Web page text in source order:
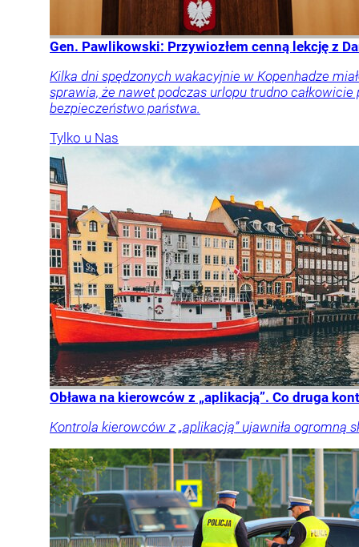
Gen. Pawlikowski: Przywiozłem cenną lekcję z
Kilka dni spędzonych wakacyjnie w Kopenhadze
sprawia, że nawet podczas urlopu trudno
bezpieczeństwo państwa.
Tylko u Nas
Obława na kierowców z „aplikacją”. Co druga
Kontrola kierowców z „aplikacją” ujawniła ogromną